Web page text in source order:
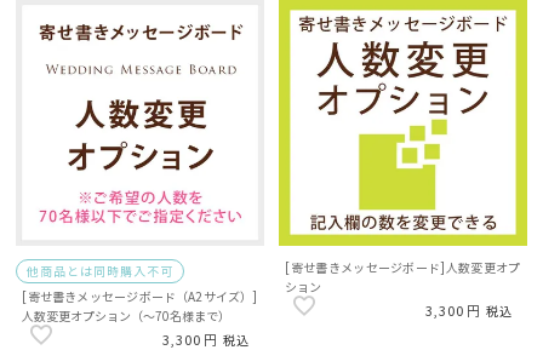
他商品とは同時購入不可
[寄せ書きメッセージボード（A2サイズ）]
人数変更オプション（～70名様まで）
3,300 税込
[寄せ書きメッセージボード]人数変更オプ
ション
3,300 税込